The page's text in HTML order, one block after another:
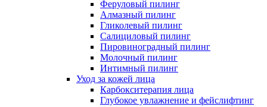
Феруловый пилинг
Алмазный пилинг
Гликолевый пилинг
Салициловый пилинг
Пировиноградный пилинг
Молочный пилинг
Интимный пилинг
Уход за кожей лица
Карбокситерапия лица
Глубокое увлажнение и фейслифтинг